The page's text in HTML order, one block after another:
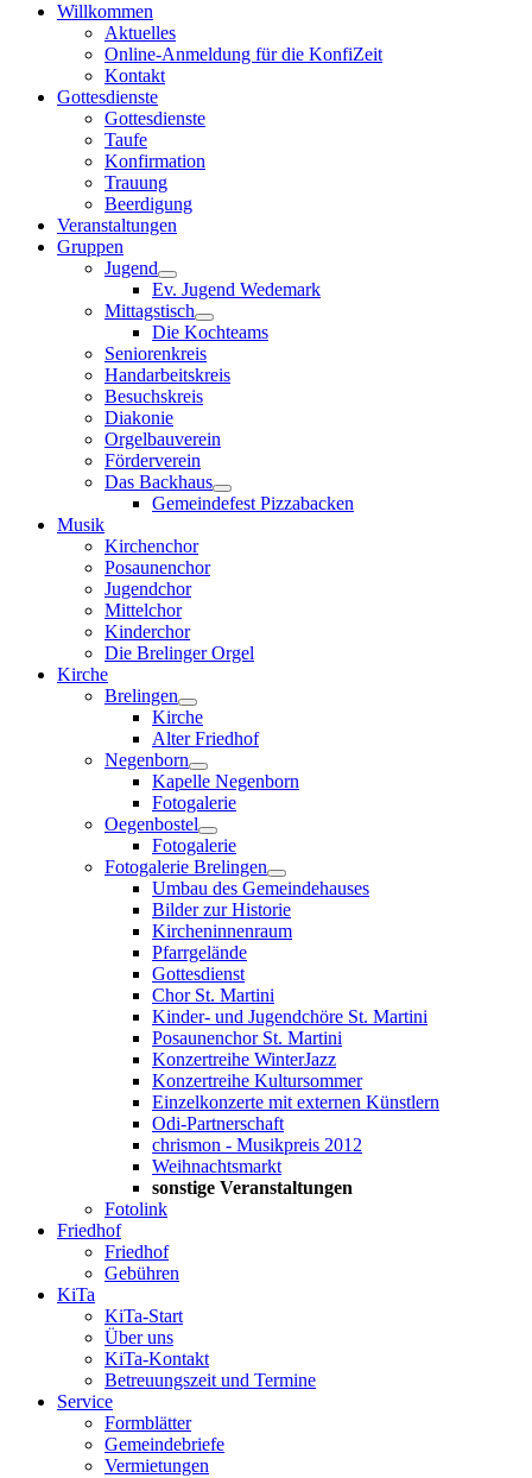
Willkommen
Aktuelles
Online-Anmeldung für die KonfiZeit
Kontakt
Gottesdienste
Gottesdienste
Taufe
Konfirmation
Trauung
Beerdigung
Veranstaltungen
Gruppen
Jugend
Ev. Jugend Wedemark
Mittagstisch
Die Kochteams
Seniorenkreis
Handarbeitskreis
Besuchskreis
Diakonie
Orgelbauverein
Förderverein
Das Backhaus
Gemeindefest Pizzabacken
Musik
Kirchenchor
Posaunenchor
Jugendchor
Mittelchor
Kinderchor
Die Brelinger Orgel
Kirche
Brelingen
Kirche
Alter Friedhof
Negenborn
Kapelle Negenborn
Fotogalerie
Oegenbostel
Fotogalerie
Fotogalerie Brelingen
Umbau des Gemeindehauses
Bilder zur Historie
Kircheninnenraum
Pfarrgelände
Gottesdienst
Chor St. Martini
Kinder- und Jugendchöre St. Martini
Posaunenchor St. Martini
Konzertreihe WinterJazz
Konzertreihe Kultursommer
Einzelkonzerte mit externen Künstlern
Odi-Partnerschaft
chrismon - Musikpreis 2012
Weihnachtsmarkt
sonstige Veranstaltungen
Fotolink
Friedhof
Friedhof
Gebühren
KiTa
KiTa-Start
Über uns
KiTa-Kontakt
Betreuungszeit und Termine
Service
Formblätter
Gemeindebriefe
Vermietungen